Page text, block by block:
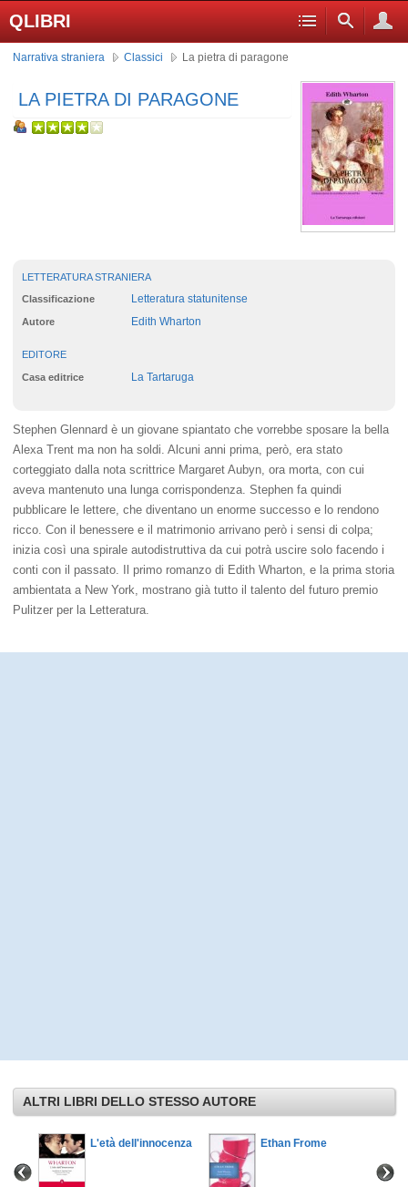
QLIBRI
Narrativa straniera Classici La pietra di paragone
LA PIETRA DI PARAGONE
LETTERATURA STRANIERA
Classificazione Letteratura statunitense
Autore Edith Wharton
EDITORE
Casa editrice La Tartaruga
Stephen Glennard è un giovane spiantato che vorrebbe sposare la bella
Alexa Trent ma non ha soldi. Alcuni anni prima, però, era stato
corteggiato dalla nota scrittrice Margaret Aubyn, ora morta, con cui
aveva mantenuto una lunga corrispondenza. Stephen fa quindi
pubblicare le lettere, che diventano un enorme successo e lo rendono
ricco. Con il benessere e il matrimonio arrivano però i sensi di colpa;
inizia così una spirale autodistruttiva da cui potrà uscire solo facendo i
conti con il passato. Il primo romanzo di Edith Wharton, e la prima storia
ambientata a New York, mostrano già tutto il talento del futuro premio
Pulitzer per la Letteratura.
ALTRI LIBRI DELLO STESSO AUTORE
L'età dell'innocenza Ethan Frome